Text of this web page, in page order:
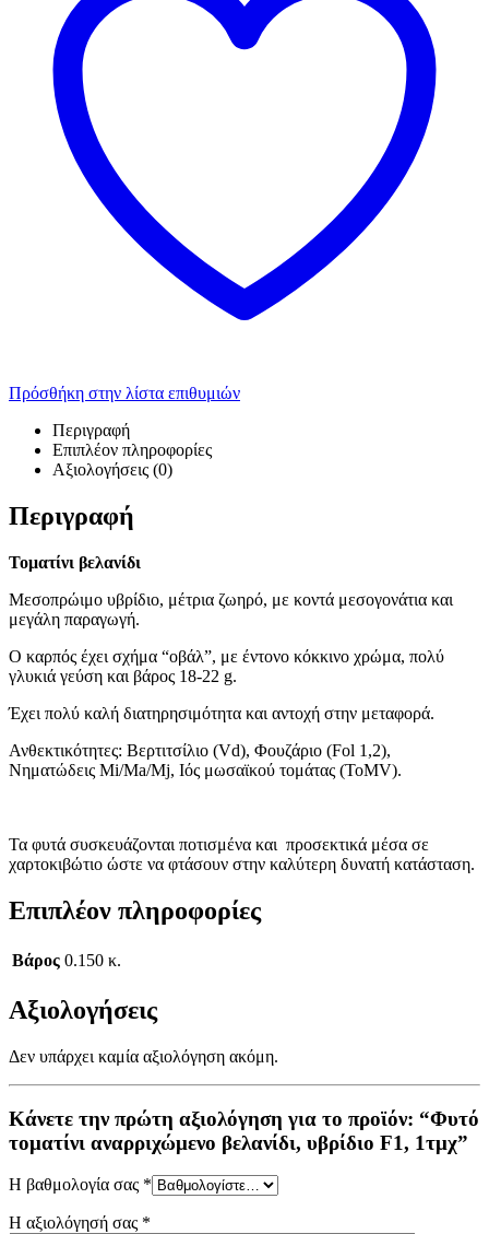
Πρόσθήκη στην λίστα επιθυμιών
Περιγραφή
Επιπλέον πληροφορίες
Αξιολογήσεις (0)
Περιγραφή
Τοματίνι βελανίδι
Μεσοπρώιμο υβρίδιο, μέτρια ζωηρό, με κοντά μεσογονάτια και
μεγάλη παραγωγή.
Ο καρπός έχει σχήμα “οβάλ”, με έντονο κόκκινο χρώμα, πολύ
γλυκιά γεύση και βάρος 18-22 g.
Έχει πολύ καλή διατηρησιμότητα και αντοχή στην μεταφορά.
Ανθεκτικότητες: Βερτιτσίλιο (Vd), Φουζάριο (Fol 1,2),
Νηματώδεις Mi/Ma/Mj, Ιός μωσαϊκού τομάτας (ΤοΜV).
Τα φυτά συσκευάζονται ποτισμένα και προσεκτικά μέσα σε
χαρτοκιβώτιο ώστε να φτάσουν στην καλύτερη δυνατή κατάσταση.
Επιπλέον πληροφορίες
Βάρος 0.150 κ.
Αξιολογήσεις
Δεν υπάρχει καμία αξιολόγηση ακόμη.
Κάνετε την πρώτη αξιολόγηση για το προϊόν: “Φυτό
τοματίνι αναρριχώμενο βελανίδι, υβρίδιο F1, 1τμχ”
Η βαθμολογία σας *
Η αξιολόγησή σας *